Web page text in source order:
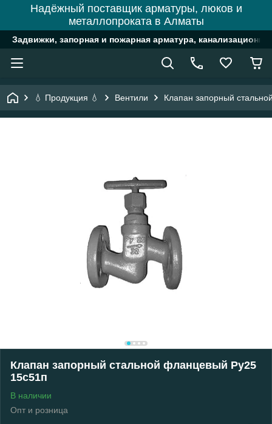
Надёжный поставщик арматуры, люков и
металлопроката в Алматы
Задвижки, запорная и пожарная арматура,
💧 Продукция 💧 Вентили Клапан запорный
Клапан запорный стальной фланцевый Ру25
15с51п
В наличии
Опт и розница